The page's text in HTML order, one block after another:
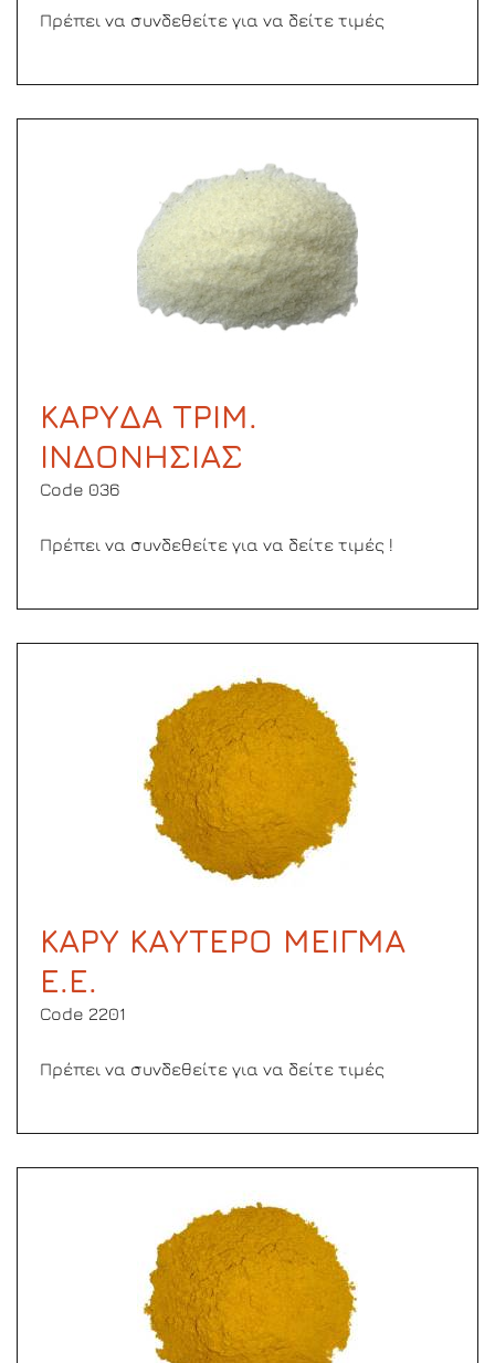
Πρέπει να συνδεθείτε για να δείτε τιμές
ΚΑΡΥΔΑ ΤΡΙΜ.
ΙΝΔΟΝΗΣΙΑΣ
Code 036
Πρέπει να συνδεθείτε για να δείτε τιμές !
ΚΑΡΥ ΚΑΥΤΕΡΟ ΜΕΙΓΜΑ
Ε.Ε.
Code 2201
Πρέπει να συνδεθείτε για να δείτε τιμές